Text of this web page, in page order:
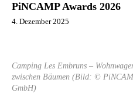
PiNCAMP Awards 2026
4. Dezember 2025
Camping Les Embruns –
zwischen Bäumen (Bild: ©
GmbH)